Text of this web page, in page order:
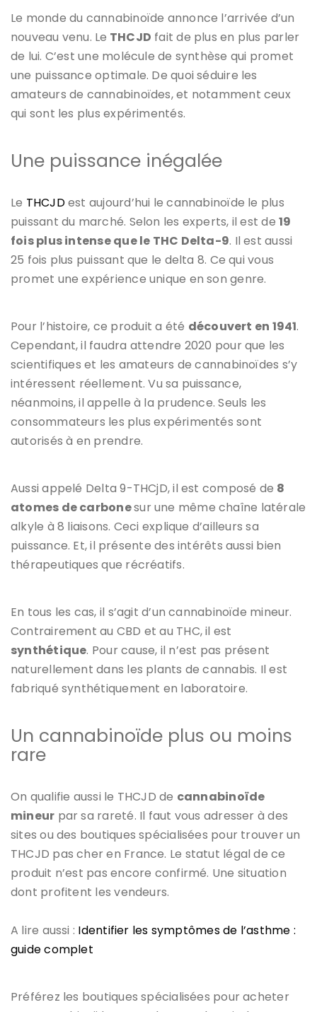
Le monde du cannabinoïde annonce l’arrivée d’un
nouveau venu. Le THCJD fait de plus en plus parler
de lui. C’est une molécule de synthèse qui promet
une puissance optimale. De quoi séduire les
amateurs de cannabinoïdes, et notamment ceux
qui sont les plus expérimentés.
Une puissance inégalée
Le THCJDest aujourd’hui le cannabinoïde le plus
puissant du marché. Selon les experts, il est de19
fois plus intense que le THC Delta-9. Il est aussi
25 fois plus puissant que le delta 8. Ce qui vous
promet une expérience unique en son genre.
Pour l’histoire, ce produit a été découvert en 1941.
Cependant, il faudra attendre 2020 pour que les
scientifiques et les amateurs de cannabinoïdes s’y
intéressent réellement. Vu sa puissance,
néanmoins, il appelle à la prudence. Seuls les
consommateurs les plus expérimentés sont
autorisés à en prendre.
Aussi appelé Delta 9-THCjD, il est composé de 8
atomes de carbonesur une même chaîne latérale
alkyle à 8 liaisons. Ceci explique d’ailleurs sa
puissance. Et, il présente des intérêts aussi bien
thérapeutiques que récréatifs.
En tous les cas, il s’agit d’un cannabinoïde mineur.
Contrairement au CBD et au THC, il est
synthétique. Pour cause, il n’est pas présent
naturellement dans les plants de cannabis. Il est
fabriqué synthétiquement en laboratoire.
Un cannabinoïde plus ou moins
rare
On qualifie aussi le THCJD de cannabinoïde
mineur par sa rareté. Il faut vous adresser à des
sites ou des boutiques spécialisées pour trouver un
THCJD pas cher en France. Le statut légal de ce
produit n’est pas encore confirmé. Une situation
dont profitent les vendeurs.
A lire aussi : Identifier les symptômes de l’asthme :
guide complet
Préférez les boutiques spécialisées pour acheter